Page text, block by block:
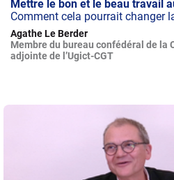
Mettre le bon et le beau travail
Comment cela pourrait changer
Agathe Le Berder
Membre du bureau confédéral de la
adjointe de l’Ugict-CGT